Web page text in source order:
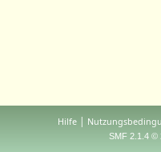
Hilfe |
SMF 2.1.4 ©